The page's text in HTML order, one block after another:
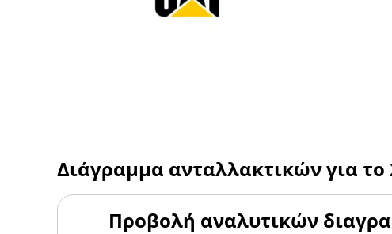
Διάγραμμα ανταλλακτικών για το
Προβολή αναλυτικών